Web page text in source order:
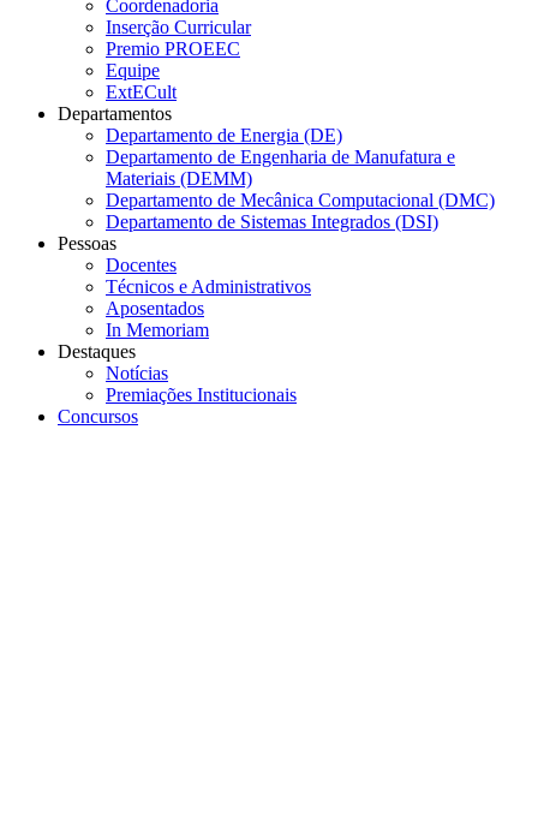
Coordenadoria
Inserção Curricular
Premio PROEEC
Equipe
ExtECult
Departamentos
Departamento de Energia (DE)
Departamento de Engenharia de Manufatura e
Materiais (DEMM)
Departamento de Mecânica Computacional (DMC)
Departamento de Sistemas Integrados (DSI)
Pessoas
Docentes
Técnicos e Administrativos
Aposentados
In Memoriam
Destaques
Notícias
Premiações Institucionais
Concursos